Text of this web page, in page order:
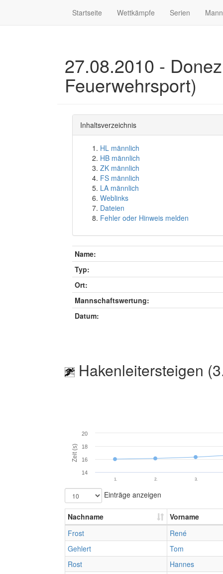
Startseite Wettkämpfe Serien
27.08.2010 -
Feuerwehrsport)
Inhaltsverzeichnis
HL männlich
HB männlich
ZK männlich
FS männlich
LA männlich
Weblinks
Dateien
Fehler oder Hinweis melden
Name:
Typ:
Ort:
Mannschaftswertung:
Datum:
Hakenleitersteigen
Zeit (s)
1. 2. 3.
20
14
16
18
Einträge anzeigen
Nachname
Vorname
Frost
René
Gehlert
Tom
Rost
Hannes